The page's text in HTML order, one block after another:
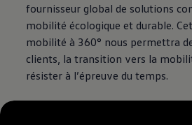
fournisseur global de solutions
mobilité écologique et durable.
mobilité à 360° nous permettra
clients, la transition vers la
résister à l’épreuve du temps.